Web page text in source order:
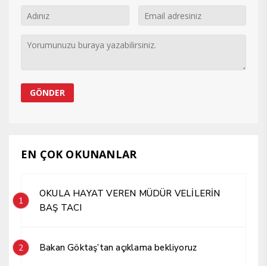
EN ÇOK OKUNANLAR
1
OKULA HAYAT VEREN MÜDÜR VELİLERİN
BAŞ TACI
2 Bakan Göktaş’tan açıklama bekliyoruz